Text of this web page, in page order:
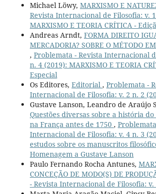
Michael Löwy, MARXISMO E
Revista Internacional de Filosofia: v.
MARXISMO E TEORIA CRÍTICA -
Andreas Arndt, FORMA DIREITO
MERCADORIA? SOBRE O MÉTODO
, Problemata - Revista Internacional
n. 4 (2019): MARXISMO E TEORIA
Especial
Os Editores, Editorial , Problemata -
Internacional de Filosofia: v. 2 n. 2
Gustave Lanson, Leandro de Araújo
Questões diversas sobre a história
na França antes de 1750 ,
Internacional de Filosofia: v. 4 n. 3
estudos sobre os manuscritos
Homenagem a Gustave Lanson
Paulo Fernando Rocha Antunes,
CONCEÇÃO DE MODO(S) DE
- Revista Internacional de Filosofia: v.